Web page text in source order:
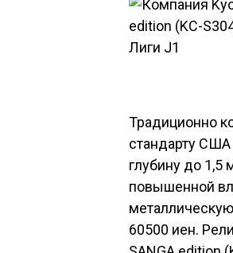
Традиционно
стандарту США
глубину до 1,5
повышенной
60500 иен.